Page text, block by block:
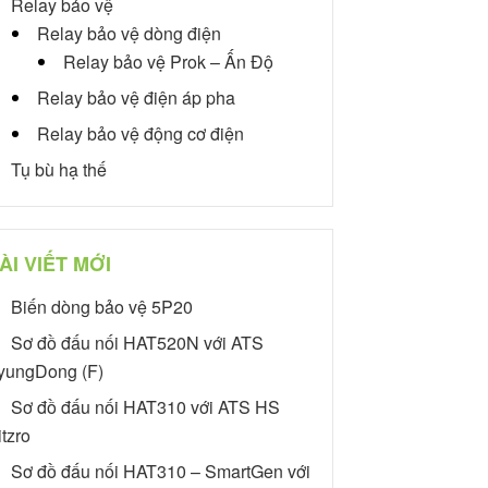
Relay bảo vệ dòng điện
Relay bảo vệ Prok – Ấn Độ
Relay bảo vệ điện áp pha
Relay bảo vệ động cơ điện
Tụ bù hạ thế
VIẾT MỚI
Biến dòng bảo vệ 5P20
Sơ đồ đấu nối HAT520N với ATS
(F)
Sơ đồ đấu nối HAT310 với ATS HS
Sơ đồ đấu nối HAT310 – SmartGen với